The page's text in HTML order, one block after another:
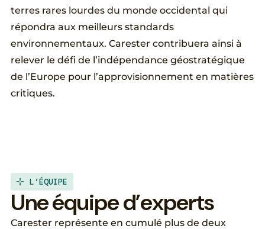
terres rares lourdes du monde occidental qui
répondra aux meilleurs standards
environnementaux. Carester contribuera ainsi à
relever le défi de l’indépendance géostratégique
de l’Europe pour l’approvisionnement en matières
critiques.
L’ÉQUIPE
Uneéquiped’experts
Carester représente en cumulé plus de deux